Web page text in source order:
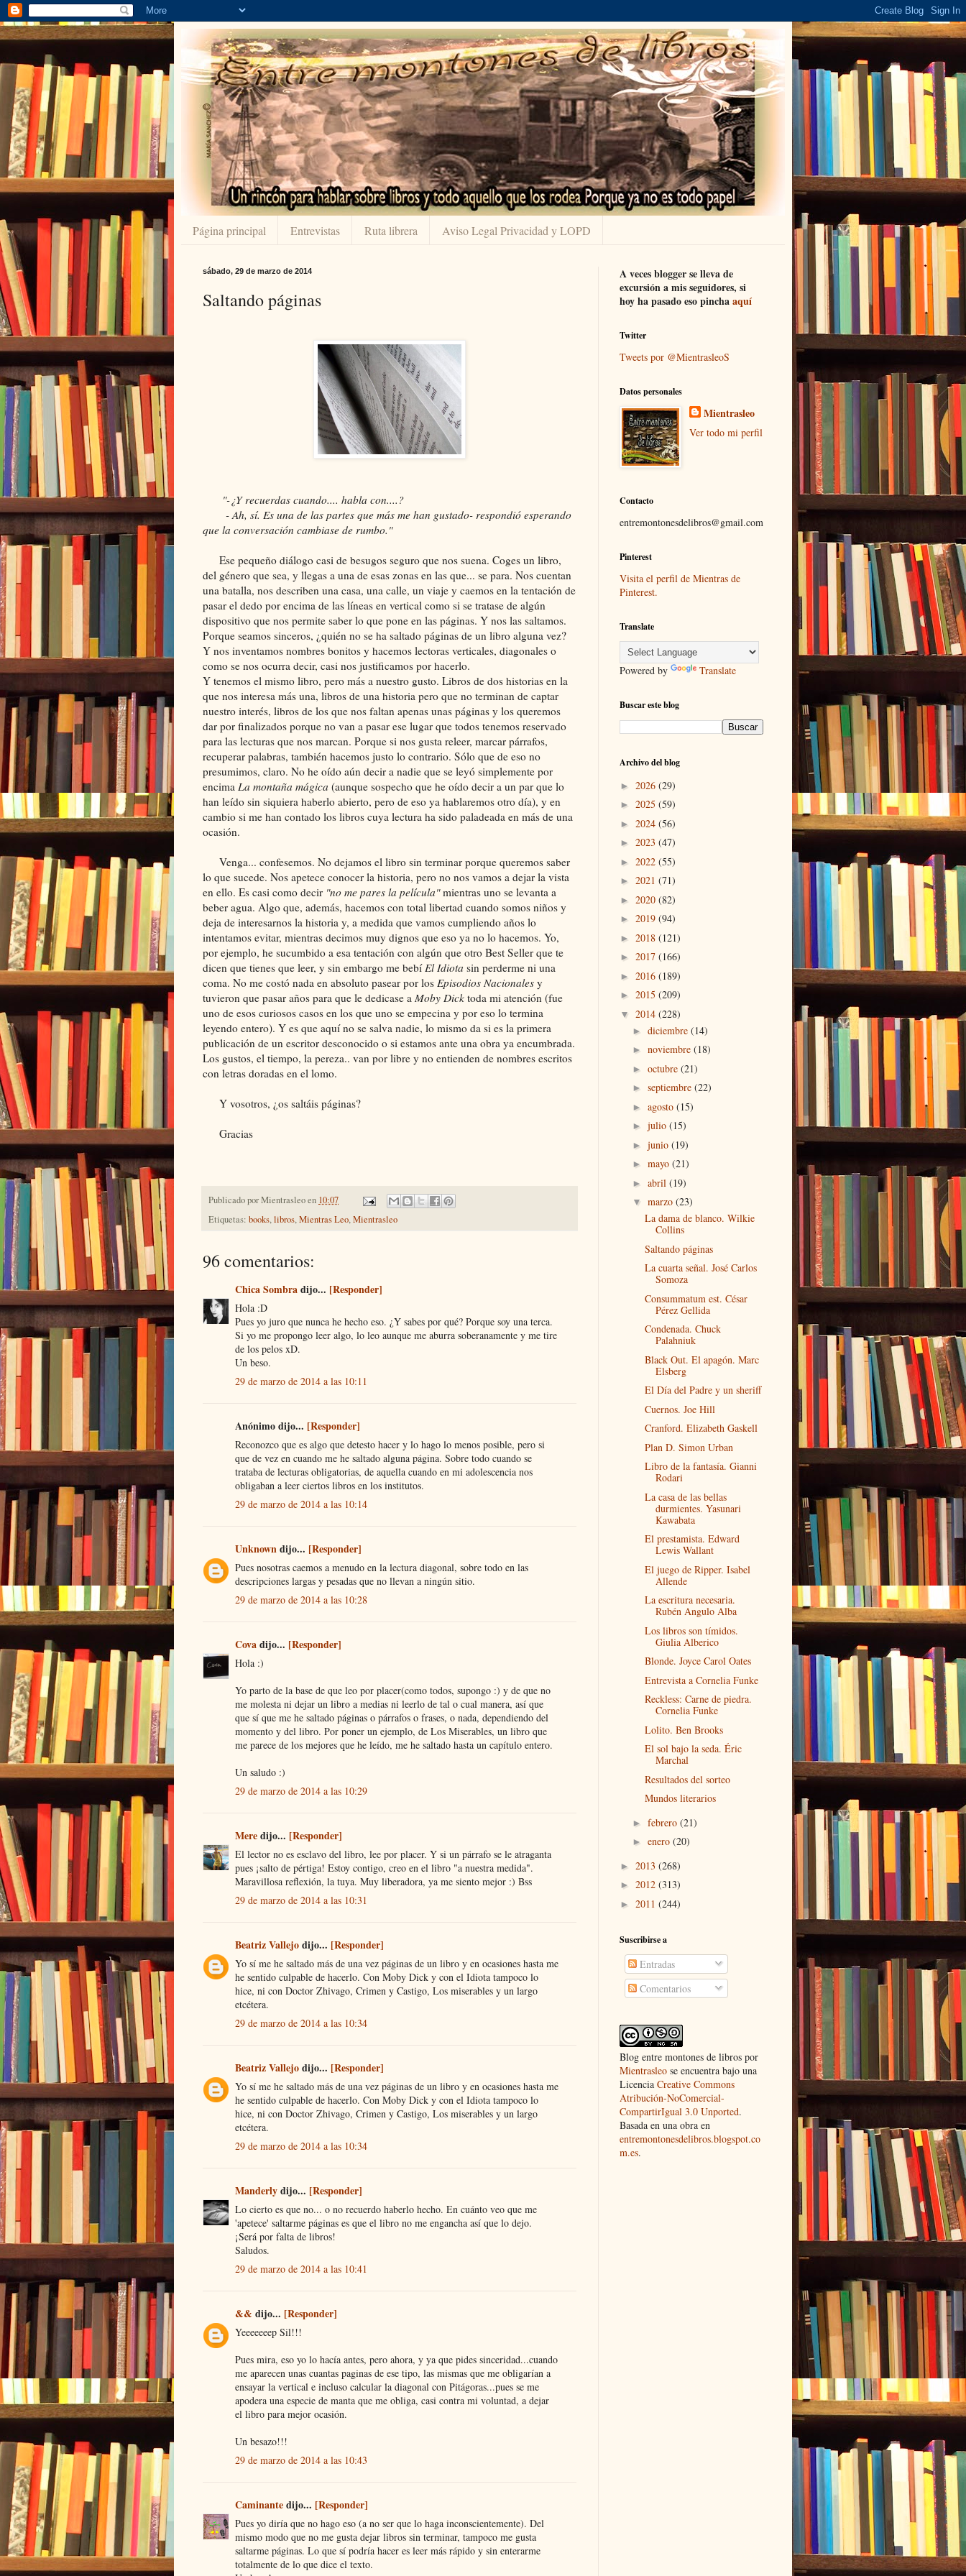
Página principal Entrevistas Ruta librera Aviso Legal Privacidad y LOPD
sábado, 29 de marzo de 2014
Saltando páginas
"-¿Y recuerdas cuando.... habla con....?
- Ah, sí. Es una de las partes que más me han gustado- respondió esperando
que la conversación cambiase de rumbo."
Ese pequeño diálogo casi de besugos seguro que nos suena. Coges un libro,
del género que sea, y llegas a una de esas zonas en las que... se para. Nos cuentan
una batalla, nos describen una casa, una calle, un viaje y caemos en la tentación de
pasar el dedo por encima de las líneas en vertical como si se tratase de algún
dispositivo que nos permite saber lo que pone en las páginas. Y nos las saltamos.
Porque seamos sinceros, ¿quién no se ha saltado páginas de un libro alguna vez?
Y nos inventamos nombres bonitos y hacemos lectoras verticales, diagonales o
como se nos ocurra decir, casi nos justificamos por hacerlo.
Y tenemos el mismo libro, pero más a nuestro gusto. Libros de dos historias en la
que nos interesa más una, libros de una historia pero que no terminan de captar
nuestro interés, libros de los que nos faltan apenas unas páginas y los queremos
dar por finalizados porque no van a pasar ese lugar que todos tenemos reservado
para las lecturas que nos marcan. Porque si nos gusta releer, marcar párrafos,
recuperar palabras, también hacemos justo lo contrario. Sólo que de eso no
presumimos, claro. No he oído aún decir a nadie que se leyó simplemente por
encima La montaña mágica (aunque sospecho que he oído decir a un par que lo
han leído sin siquiera haberlo abierto, pero de eso ya hablaremos otro día), y en
cambio si me han contado los libros cuya lectura ha sido paladeada en más de una
ocasión.
Venga... confesemos. No dejamos el libro sin terminar porque queremos saber
lo que sucede. Nos apetece conocer la historia, pero no nos vamos a dejar la vista
en ello. Es casi como decir "no me pares la película"mientras uno se levanta a
beber agua. Algo que, además, hacemos con total libertad cuando somos niños y
deja de interesarnos la historia y, a medida que vamos cumpliendo años lo
intentamos evitar, mientras decimos muy dignos que eso ya no lo hacemos. Yo,
por ejemplo, he sucumbido a esa tentación con algún que otro Best Seller que te
dicen que tienes que leer, y sin embargo me bebíEl Idiota sin perderme ni una
coma. No me costó nada en absoluto pasear por los Episodios Nacionales y
tuvieron que pasar años para que le dedicase a Moby Dick toda mi atención (fue
uno de esos curiosos casos en los que uno se empecina y por eso lo termina
leyendo entero). Y es que aquí no se salva nadie, lo mismo da si es la primera
publicación de un escritor desconocido o si estamos ante una obra ya encumbrada.
Los gustos, el tiempo, la pereza.. van por libre y no entienden de nombres escritos
con letras doradas en el lomo.
Y vosotros, ¿os saltáis páginas?
Gracias
Publicado porMientrasleoen 10:07
Etiquetas: books,libros,Mientras Leo,Mientrasleo
96 comentarios:
Chica Sombradijo... [Responder]
Hola :D
Pues yo juro que nunca he hecho eso. ¿Y sabes por qué? Porque soy una terca.
Si yo me propongo leer algo, lo leo aunque me aburra soberanamente y me tire
de los pelos xD.
Un beso.
29 de marzo de 2014 a las 10:11
Anónimo dijo... [Responder]
Reconozco que es algo que detesto hacer y lo hago lo menos posible, pero si
que de vez en cuando me he saltado alguna página. Sobre todo cuando se
trataba de lecturas obligatorias, de aquella cuando en mi adolescencia nos
obligaban a leer ciertos libros en los institutos.
29 de marzo de 2014 a las 10:14
Unknowndijo... [Responder]
Pues nosotras caemos a menudo en la lectura diagonal, sobre todo en las
descripciones largas y pesadas que no llevan a ningún sitio.
29 de marzo de 2014 a las 10:28
Covadijo... [Responder]
Hola :)
Yo parto de la base de que leo por placer(como todos, supongo :) y de que no
me molesta ni dejar un libro a medias ni leerlo de tal o cual manera, así que
que sí que me he saltado páginas o párrafos o frases, o nada, dependiendo del
momento y del libro. Por poner un ejemplo, de Los Miserables, un libro que
me parece de los mejores que he leído, me he saltado hasta un capítulo entero.
Un saludo :)
29 de marzo de 2014 a las 10:29
Meredijo... [Responder]
El lector no es esclavo del libro, lee por placer. Y si un párrafo se le atraganta
pues ¡salto de pértiga! Estoy contigo, creo en el libro "a nuestra medida".
Maravillosa reflexión, la tuya. Muy liberadora, ya me siento mejor :) Bss
29 de marzo de 2014 a las 10:31
Beatriz Vallejodijo... [Responder]
Yo sí me he saltado más de una vez páginas de un libro y en ocasiones hasta me
he sentido culpable de hacerlo. Con Moby Dick y con el Idiota tampoco lo
hice, ni con Doctor Zhivago, Crimen y Castigo, Los miserables y un largo
etcétera.
29 de marzo de 2014 a las 10:34
Beatriz Vallejodijo... [Responder]
Yo sí me he saltado más de una vez páginas de un libro y en ocasiones hasta me
he sentido culpable de hacerlo. Con Moby Dick y con el Idiota tampoco lo
hice, ni con Doctor Zhivago, Crimen y Castigo, Los miserables y un largo
etcétera.
29 de marzo de 2014 a las 10:34
Manderlydijo... [Responder]
Lo cierto es que no... o no recuerdo haberlo hecho. En cuánto veo que me
'apetece' saltarme páginas es que el libro no me engancha así que lo dejo.
¡Será por falta de libros!
Saludos.
29 de marzo de 2014 a las 10:41
&& dijo... [Responder]
Yeeeeeeep Sil!!!
Pues mira, eso yo lo hacía antes, pero ahora, y ya que pides sinceridad...cuando
me aparecen unas cuantas paginas de ese tipo, las mismas que me obligarían a
ensayar la vertical e incluso calcular la diagonal con Pitágoras...pues se me
apodera una especie de manta que me obliga, casi contra mi voluntad, a dejar
el libro para mejor ocasión.
Un besazo!!!
29 de marzo de 2014 a las 10:43
Caminantedijo... [Responder]
Pues yo diría que no hago eso (a no ser que lo haga inconscientemente). Del
mismo modo que no me gusta dejar libros sin terminar, tampoco me gusta
saltarme páginas. Lo que sí podría hacer es leer más rápido y sin enterarme
totalmente de lo que dice el texto.
A veces blogger se lleva de
excursión a mis seguidores, si
hoy ha pasado eso pinchaaquí
Twitter
Tweets por @MientrasleoS
Datos personales
Mientrasleo
Ver todo mi perfil
Contacto
entremontonesdelibros@gmail.com
Pinterest
Visita el perfil de Mientras de
Pinterest.
Translate
Powered by Translate
Buscar este blog
Archivo del blog
► 2026 (29)
► 2025 (59)
► 2024 (56)
► 2023 (47)
► 2022 (55)
► 2021 (71)
► 2020 (82)
► 2019 (94)
► 2018 (121)
► 2017 (166)
► 2016 (189)
► 2015 (209)
▼ 2014 (228)
► diciembre (14)
► noviembre (18)
► octubre (21)
► septiembre (22)
► agosto (15)
► julio (15)
► junio (19)
► mayo (21)
► abril (19)
▼ marzo (23)
La dama de blanco. Wilkie
Collins
Saltando páginas
La cuarta señal. José Carlos
Somoza
Consummatum est. César
Pérez Gellida
Condenada. Chuck
Palahniuk
Black Out. El apagón. Marc
Elsberg
El Día del Padre y un sheriff
Cuernos. Joe Hill
Cranford. Elizabeth Gaskell
Plan D. Simon Urban
Libro de la fantasía. Gianni
Rodari
La casa de las bellas
durmientes. Yasunari
Kawabata
El prestamista. Edward
Lewis Wallant
El juego de Ripper. Isabel
Allende
La escritura necesaria.
Rubén Angulo Alba
Los libros son tímidos.
Giulia Alberico
Blonde. Joyce Carol Oates
Entrevista a Cornelia Funke
Reckless: Carne de piedra.
Cornelia Funke
Lolito. Ben Brooks
El sol bajo la seda. Éric
Marchal
Resultados del sorteo
Mundos literarios
► febrero (21)
► enero (20)
► 2013 (268)
► 2012 (313)
► 2011 (244)
Suscribirse a
Entradas
Comentarios
Blog entre montones de libros por
Mientrasleo se encuentra bajo una
Licencia Creative Commons
Atribución-NoComercial-
CompartirIgual 3.0 Unported.
Basada en una obra en
entremontonesdelibros.blogspot.co
m.es.